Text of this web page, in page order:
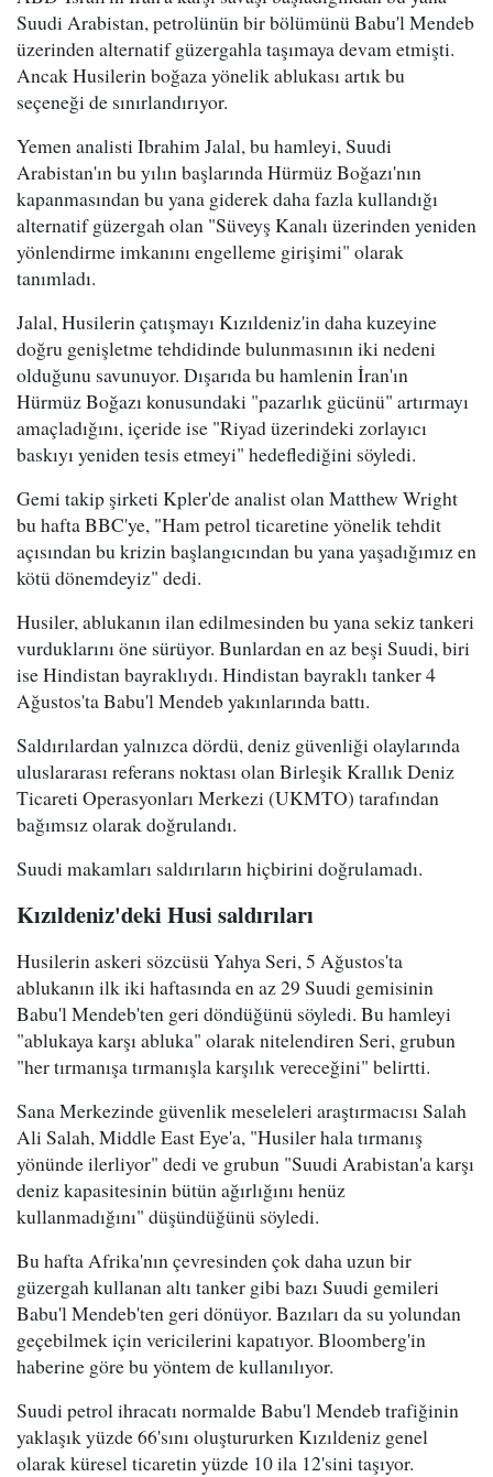
Suudi Arabistan, petrolünün bir bölümünü Babu'l Mendeb
üzerinden alternatif güzergahla taşımaya devam etmişti.
Ancak Husilerin boğaza yönelik ablukası artık bu
seçeneği de sınırlandırıyor.
Yemen analisti Ibrahim Jalal, bu hamleyi, Suudi
Arabistan'ın bu yılın başlarında Hürmüz Boğazı'nın
kapanmasından bu yana giderek daha fazla kullandığı
alternatif güzergah olan "Süveyş Kanalı üzerinden yeniden
yönlendirme imkanını engelleme girişimi" olarak
tanımladı.
Jalal, Husilerin çatışmayı Kızıldeniz'in daha kuzeyine
doğru genişletme tehdidinde bulunmasının iki nedeni
olduğunu savunuyor. Dışarıda bu hamlenin İran'ın
Hürmüz Boğazı konusundaki "pazarlık gücünü" artırmayı
amaçladığını, içeride ise "Riyad üzerindeki zorlayıcı
baskıyı yeniden tesis etmeyi" hedeflediğini söyledi.
Gemi takip şirketi Kpler'de analist olan Matthew Wright
bu hafta BBC'ye, "Ham petrol ticaretine yönelik tehdit
açısından bu krizin başlangıcından bu yana yaşadığımız en
kötü dönemdeyiz" dedi.
Husiler, ablukanın ilan edilmesinden bu yana sekiz tankeri
vurduklarını öne sürüyor. Bunlardan en az beşi Suudi, biri
ise Hindistan bayraklıydı. Hindistan bayraklı tanker 4
Ağustos'ta Babu'l Mendeb yakınlarında battı.
Saldırılardan yalnızca dördü, deniz güvenliği olaylarında
uluslararası referans noktası olan Birleşik Krallık Deniz
Ticareti Operasyonları Merkezi (UKMTO) tarafından
bağımsız olarak doğrulandı.
Suudi makamları saldırıların hiçbirini doğrulamadı.
Kızıldeniz'deki Husi saldırıları
Husilerin askeri sözcüsü Yahya Seri, 5 Ağustos'ta
ablukanın ilk iki haftasında en az 29 Suudi gemisinin
Babu'l Mendeb'ten geri döndüğünü söyledi. Bu hamleyi
"ablukaya karşı abluka" olarak nitelendiren Seri, grubun
"her tırmanışa tırmanışla karşılık vereceğini" belirtti.
Sana Merkezinde güvenlik meseleleri araştırmacısı Salah
Ali Salah, Middle East Eye'a, "Husiler hala tırmanış
yönünde ilerliyor" dedi ve grubun "Suudi Arabistan'a karşı
deniz kapasitesinin bütün ağırlığını henüz
kullanmadığını" düşündüğünü söyledi.
Bu hafta Afrika'nın çevresinden çok daha uzun bir
güzergah kullanan altı tanker gibi bazı Suudi gemileri
Babu'l Mendeb'ten geri dönüyor. Bazıları da su yolundan
geçebilmek için vericilerini kapatıyor. Bloomberg'in
haberine göre bu yöntem de kullanılıyor.
Suudi petrol ihracatı normalde Babu'l Mendeb trafiğinin
yaklaşık yüzde 66'sını oluştururken Kızıldeniz genel
olarak küresel ticaretin yüzde 10 ila 12'sini taşıyor.